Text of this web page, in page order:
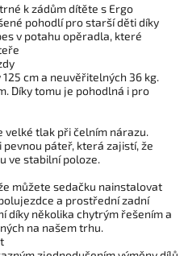
k zádům dítěte s Ergo
pohodlí pro starší děti díky
v potahu opěradla, které
cm a neuvěřitelných 36 kg.
Díky tomu je pohodlná i pro
velké tlak při čelním nárazu.
páteř, která zajistí, že
ve stabilní poloze.
můžete sedačku nainstalovat
a prostřední zadní
díky několika chytrým řešením a
na našem trhu.